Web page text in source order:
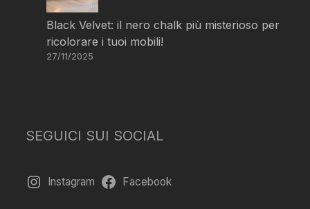
Black Velvet: il nero chalk più misterioso per
ricolorare i tuoi mobili!
27/11/2025
SEGUICI SUI SOCIAL
Instagram Facebook